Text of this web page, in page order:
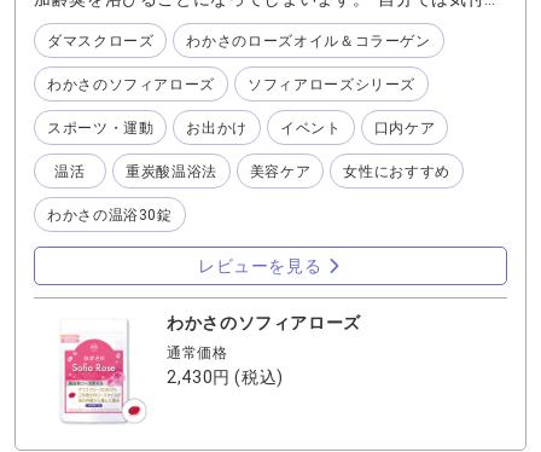
にくいニオイ。。 だからこそ私は日々のケアのために ◆
ローズオイルを配合したサプリメントを飲む ◆加齢臭をう
まく中和してくれるローズオイルが入った香水をつける ◆
毛穴や汗腺の汚れをしっかり落とすために『わかさの温
浴』で重炭酸泉の湯船に浸かる これを心がけており、特に
口臭には気をつけたいので『わかさのローズオイル&コラー
ゲン』を人に会う前にはパクリと食べるようにしていま
す。 効果はあるように思います！ ※写真は2017年に名古
屋で行った「ハイスタンダードのライブ」です。ちゃんと
ダマスクローズ わかさのローズオイル＆コラーゲン
わかさのソフィアローズ ソフィアローズシリーズ
スポーツ・運動 お出かけ イベント 口内ケア
温活 重炭酸温浴法 美容ケア 女性におすすめ
わかさの温浴30錠
レビューを見る
わかさのソフィアローズ
通常価格
2,430円(税込)